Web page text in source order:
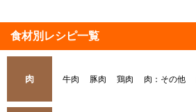
食材別レシピ一覧
肉 牛肉 豚肉 鶏肉 肉：その他